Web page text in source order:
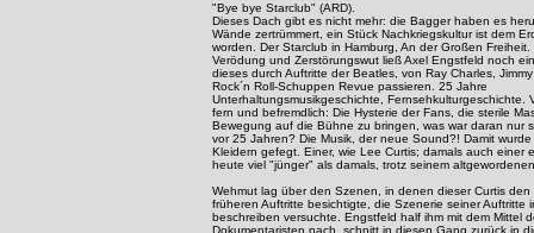
"Bye bye Starclub" (ARD).
Dieses Dach gibt es nicht mehr: die Bagger haben es
Wände zertrümmert, ein Stück Nachkriegskultur ist dem
worden. Der Starclub in Hamburg, An der Großen
Verödung und Zerstörungswut ließ Axel Engstfeld noch
dieses durch Auftritte der Beatles, von Ray Charles,
Rock´n Roll-Schuppen Revue passieren. 25 Jahre
Unterhaltungsmusikgeschichte, Fernsehkulturgeschichte.
fern und befremdlich: Die Hysterie der Fans, die sterile
Bewegung auf die Bühne zu bringen, was war daran nur
vor 25 Jahren? Die Musik, der neue Sound?! Damit
Kleidern gefegt. Einer, wie Lee Curtis; damals auch einer
heute viel "jünger" als damals, trotz seinem
Wehmut lag über den Szenen, in denen dieser Curtis den
früheren Auftritte besichtigte, die Szenerie seiner Auftritte
beschreiben versuchte. Engstfeld half ihm mit dem Mittel
Dokumentaristen nach, schnitt in diesen Gang zurück in